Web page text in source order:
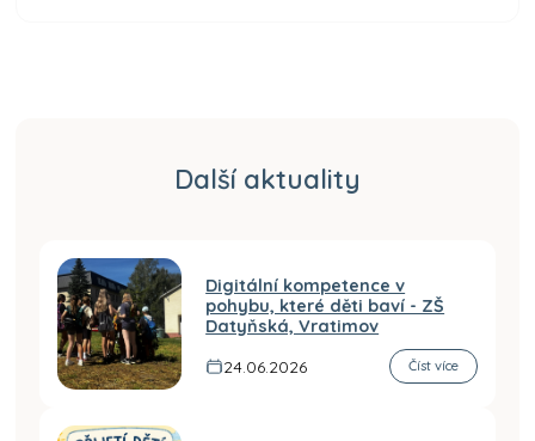
Další aktuality
Digitální kompetence v
pohybu, které děti baví - ZŠ
Datyňská, Vratimov
24.06.2026
Číst více